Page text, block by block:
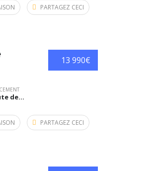
PARTAGEZ CECI
13 990€
4 Route des Métiers, Estillac, France
PARTAGEZ CECI